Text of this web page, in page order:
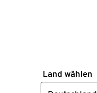
Land wählen